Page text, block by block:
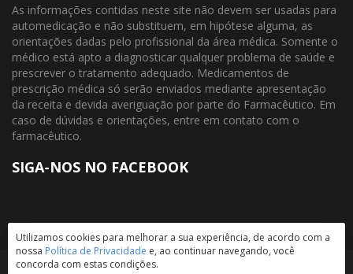
As informações contidas neste site não devem ser usadas para
automedicação e não substituem, em hipótese alguma, as
orientações dadas pelo profissional da área médica. Somente o
médico está apto a diagnosticar qualquer problema de saúde e
prescrever o tratamento adequado. Medicamentos de
prescrição médica só serão enviados mediante apresentação
da receita e devida averiguação por parte do Farmacêutico. Em
caso de dúvidas e orientações, entre em contato com o
farmacêutico.
SIGA-NOS NO FACEBOOK
FarmaClass todos os direitos reservados © 2017
Utilizamos cookies para melhorar a sua experiência, de acordo com a
nossa Política de Privacidade e, ao continuar navegando, você
concorda com estas condições.